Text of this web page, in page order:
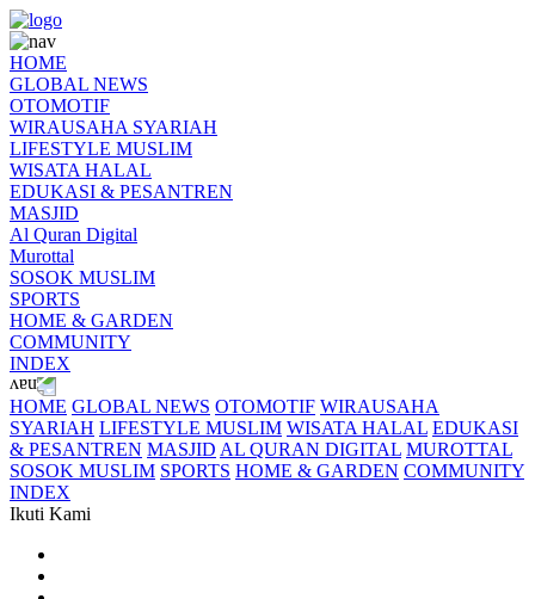
HOME
GLOBAL NEWS
OTOMOTIF
WIRAUSAHA SYARIAH
LIFESTYLE MUSLIM
WISATA HALAL
EDUKASI & PESANTREN
MASJID
Al Quran Digital
Murottal
SOSOK MUSLIM
SPORTS
HOME & GARDEN
COMMUNITY
INDEX
HOME GLOBAL NEWS OTOMOTIF WIRAUSAHA
SYARIAH LIFESTYLE MUSLIM WISATA HALAL EDUKASI
& PESANTREN MASJID AL QURAN DIGITAL MUROTTAL
SOSOK MUSLIM SPORTS HOME & GARDEN COMMUNITY
INDEX
Ikuti Kami